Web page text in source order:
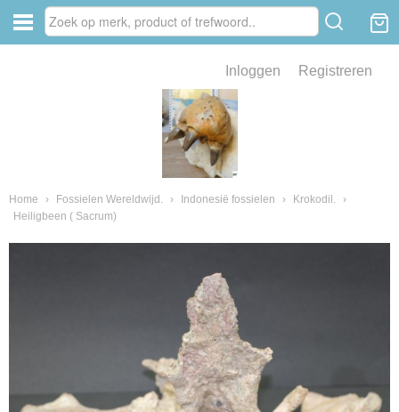
Inloggen Registreren
Home › Fossielen Wereldwijd. › Indonesië fossielen › Krokodil.
›
Heiligbeen ( Sacrum)
van fossielen en mineralen